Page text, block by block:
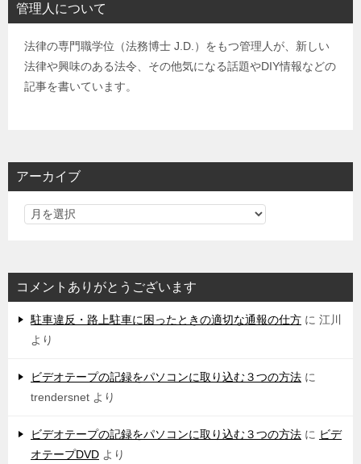
管理人について
法律の専門職学位（法務博士 J.D.）をもつ管理人が、新しい
法律や興味のある法令、その他気になる話題やDIY情報などの
記事を書いています。
アーカイブ
コメントありがとうございます
駐車違反・路上駐車に困ったときの適切な通報の仕方 に 江川
より
ビデオテープの記録をパソコンに取り込む３つの方法 に
trendersnet より
ビデオテープの記録をパソコンに取り込む３つの方法 に ビデ
オテープDVD より